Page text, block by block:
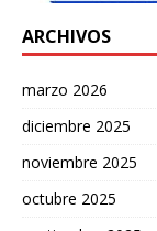
ARCHIVOS
marzo 2026
diciembre 2025
noviembre 2025
octubre 2025